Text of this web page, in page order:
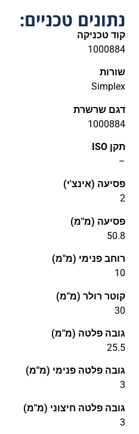
נתונים טכניים:
קוד טכניקה
1000884
שורות
Simplex
דגם שרשרת
1000884
תקן ISO
–
פסיעה (אינצ'י)
2
פסיעה (מ"מ)
50.8
רוחב פנימי (מ"מ)
10
קוטר רולר (מ"מ)
30
גובה פלטה (מ"מ)
25.5
גובה פלטה פנימי (מ"מ)
3
גובה פלטה חיצוני (מ"מ)
3